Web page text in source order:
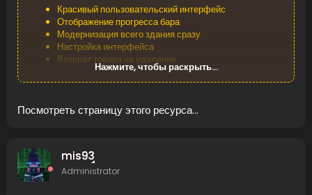
Красивый пользовательский интерфейс
Отображение прогресса бара
Модернизация всего здания сразу
Настройка интерфейса
Возврат товара на удаление
Возврат предметов с состоянием как в игре
Установка состояния предмета в процентах
Возможность использовать иконки как из игры, так и
[IMG...
Нажмите, чтобы раскрыть...
Посмотреть страницу этого ресурса...
mis93
Administrator